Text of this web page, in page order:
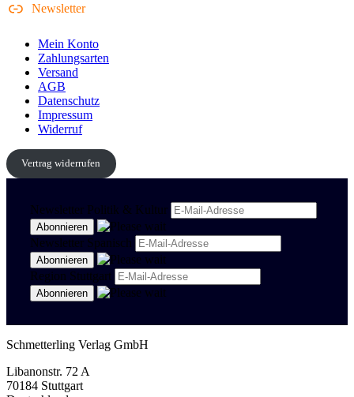
Newsletter
Mein Konto
Zahlungsarten
Versand
AGB
Datenschutz
Impressum
Widerruf
Vertrag widerrufen
Newsletter Politik & Kultur
Newsletter Spanisch
Region Stuttgart
Schmetterling Verlag GmbH
Libanonstr. 72 A
70184 Stuttgart